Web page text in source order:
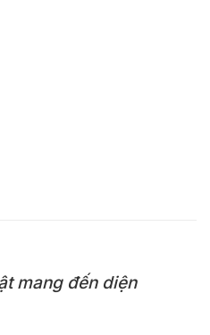
mang đến diện